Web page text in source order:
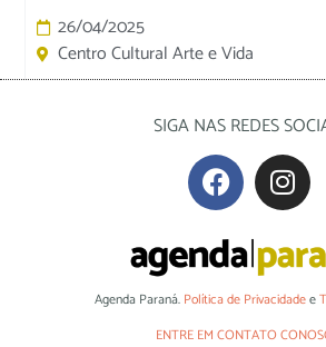
26/04/2025
Centro Cultural Arte e Vida
SIGA NAS REDES
Agenda Paraná. Política de Privacidadee
ENTRE EM CONTATO